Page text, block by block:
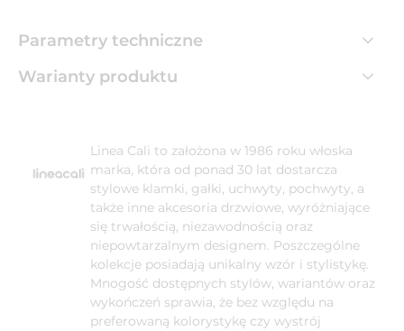
Parametry techniczne
Warianty produktu
Linea Cali to założona w 1986 roku włoska
marka, która od ponad 30 lat dostarcza
stylowe klamki, gałki, uchwyty, pochwyty, a
także inne akcesoria drzwiowe, wyróżniające
się trwałością, niezawodnością oraz
niepowtarzalnym designem. Poszczególne
kolekcje posiadają unikalny wzór i stylistykę.
Mnogość dostępnych stylów, wariantów oraz
wykończeń sprawia, że bez względu na
preferowaną kolorystykę czy wystrój